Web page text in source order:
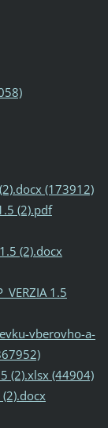
(173912)
(2).pdf
(2).docx
1.5
vberovho-a-
(2).xlsx (44904)